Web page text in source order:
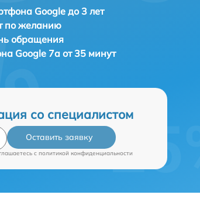
Google до 3 лет
по желанию
обращения
Google 7a от 35 минут
со специалистом
Оставить заявку
c политикой конфиденциальности